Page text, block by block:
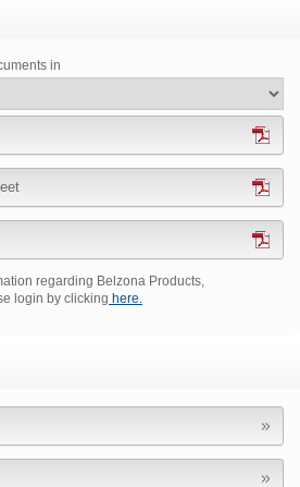
in
regarding Belzona Products,
login by clicking here.